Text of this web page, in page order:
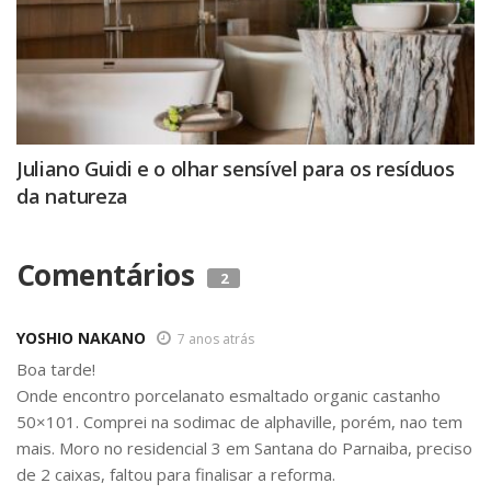
Juliano Guidi e o olhar sensível para os resíduos
da natureza
Comentários 2
YOSHIO NAKANO 7 anos atrás
Boa tarde!
Onde encontro porcelanato esmaltado organic castanho
50×101. Comprei na sodimac de alphaville, porém, nao tem
mais. Moro no residencial 3 em Santana do Parnaiba, preciso
de 2 caixas, faltou para finalisar a reforma.